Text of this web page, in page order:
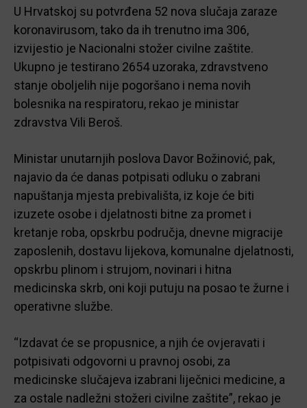
U Hrvatskoj su potvrđena 52 nova slučaja zaraze
koronavirusom, tako da ih trenutno ima 306,
izvijestio je Nacionalni stožer civilne zaštite.
Ukupno je testirano 2654 uzoraka, zdravstveno
stanje oboljelih nije pogoršano i nema novih
bolesnika na respiratoru, rekao je ministar
zdravstva Vili Beroš.
Ministar unutarnjih poslova Davor Božinović, pak,
najavio da će danas potpisati odluku o zabrani
napuštanja mjesta prebivališta, iz koje će biti
izuzete osobe i djelatnosti bitne za promet i
kretanje roba, opskrbu područja, dnevne migracije
zaposlenih, dostavu lijekova, komunalne djelatnosti,
opskrbu plinom i strujom, novinari i hitna
medicinska skrb, oni koji putuju na posao te žurne i
operativne službe.
“Izdavat će se propusnice, a njih će ovjeravati i
potpisivati odgovorni u pravnoj osobi, za
medicinske slučajeva izabrani liječnici medicine, a
za ostale nadležni stožeri civilne zaštite”, rekao je